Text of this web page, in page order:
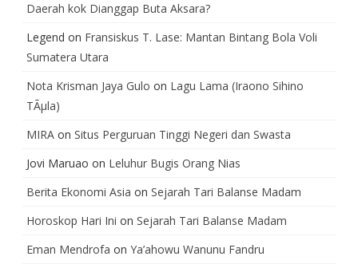
Daerah kok Dianggap Buta Aksara?
Legend on Fransiskus T. Lase: Mantan Bintang Bola Voli
Sumatera Utara
Nota Krisman Jaya Gulo on Lagu Lama (Iraono Sihino
TÃµla)
MIRA on Situs Perguruan Tinggi Negeri dan Swasta
Jovi Maruao on Leluhur Bugis Orang Nias
Berita Ekonomi Asia on Sejarah Tari Balanse Madam
Horoskop Hari Ini on Sejarah Tari Balanse Madam
Eman Mendrofa on Ya’ahowu Wanunu Fandru